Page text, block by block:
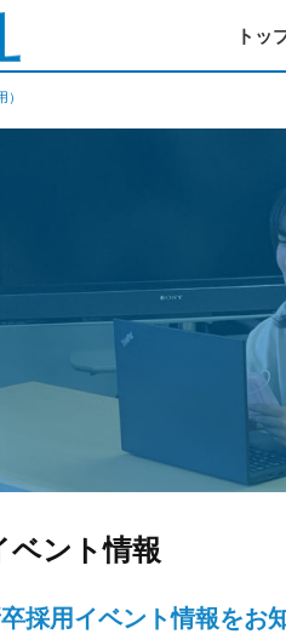
トッ
）
ベント情報
採用イベント情報をお